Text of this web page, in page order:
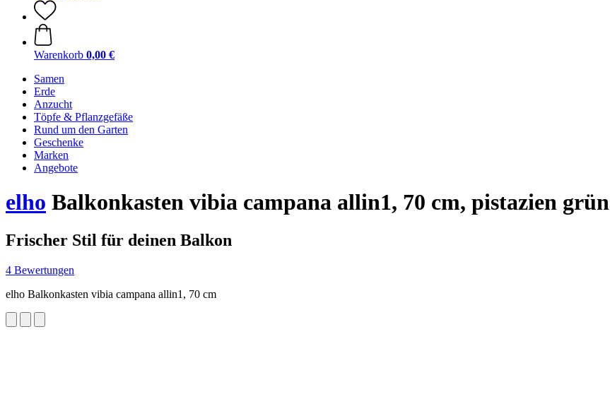
Warenkorb 0,00 €
Samen
Erde
Anzucht
Töpfe & Pflanzgefäße
Rund um den Garten
Geschenke
Marken
Angebote
elho Balkonkasten vibia campana allin1, 70 cm, pistazien grün
Frischer Stil für deinen Balkon
4 Bewertungen
elho Balkonkasten vibia campana allin1, 70 cm